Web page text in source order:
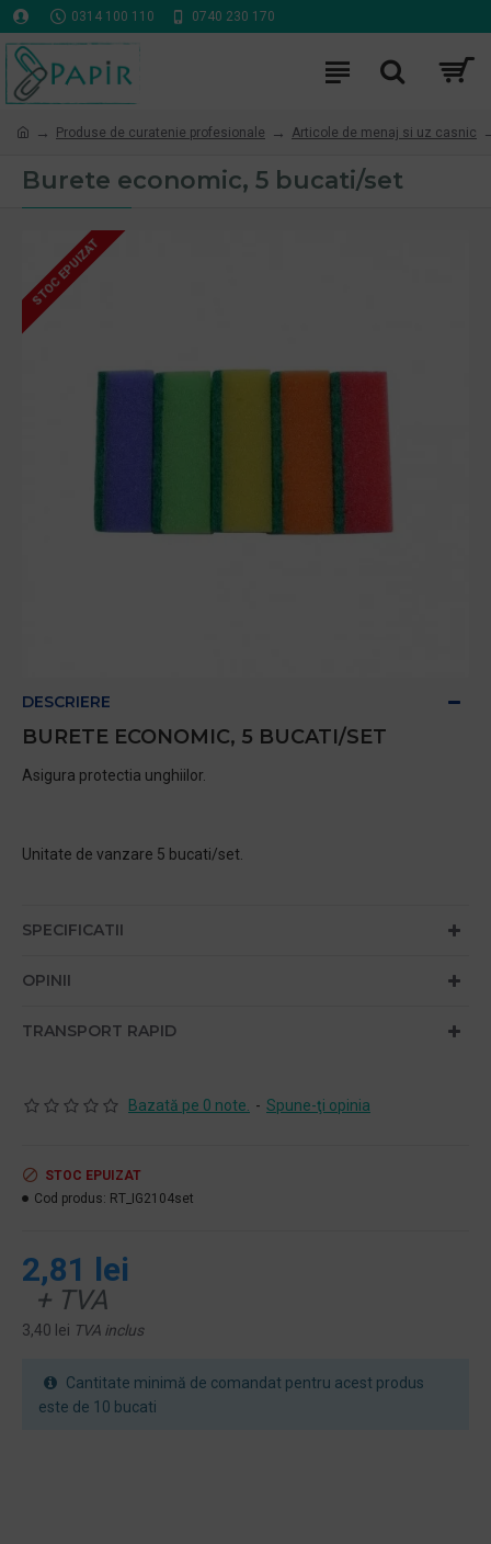
0314 100 110 0740 230 170
Produse de curatenie profesionale Articole de menaj si uz casnic
Burete economic, 5 bucati/set
STOC EPUIZAT
DESCRIERE
BURETE ECONOMIC, 5 BUCATI/SET
Asigura protectia unghiilor.
Unitate de vanzare 5 bucati/set.
SPECIFICATII
OPINII
TRANSPORT RAPID
Bazată pe 0 note. - Spune-ţi opinia
2,81 lei
+ TVA
3,40 lei TVA inclus
STOC EPUIZAT
Cod produs: RT_IG2104set
Cantitate minimă de comandat pentru acest produs
este de 10 bucati